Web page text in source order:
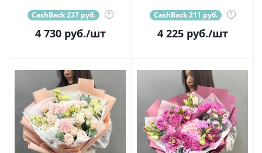
CashBack 237 руб. ?
4 730руб./шт
CashBack 211 руб. ?
4 225руб./шт